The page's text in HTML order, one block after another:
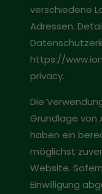
verschiedene
Adressen.
https://
privacy.
Die
Grundlage von
haben ein
möglichst
Website.
Einwilligung